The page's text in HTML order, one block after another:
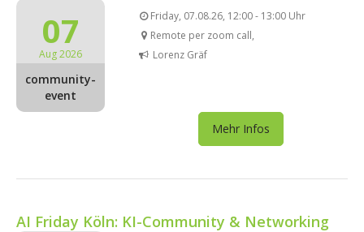
07
Aug 2026
community-
event
Friday, 07.08.26, 12:00 - 13:00 Uhr
Remote per zoom call,
Lorenz Gräf
Mehr Infos
AI Friday Köln: KI-Community & Networking